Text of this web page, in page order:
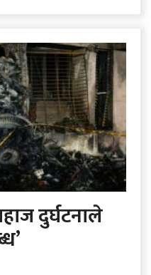
दुर्घटनाले